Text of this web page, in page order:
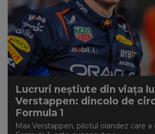
Lucruri neștiute din viața
Verstappen: dincolo de
Formula 1
Max Verstappen, pilotul olandez care